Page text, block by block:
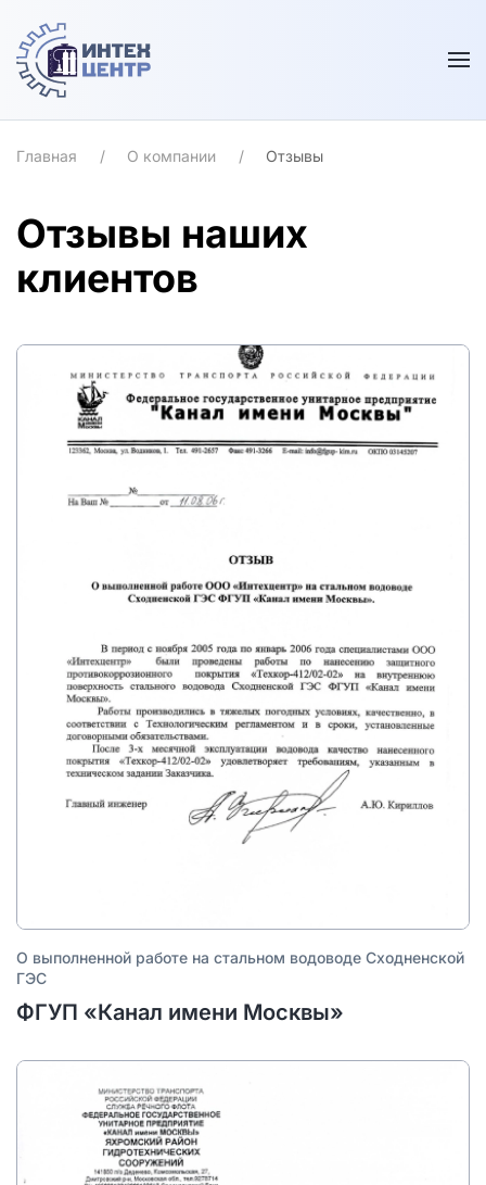
Skip to main content
Главная О компании Отзывы
Отзывы наших
клиентов
ФГУП «Канал имени Москвы»
О выполненной работе на стальном водоводе Сходненской
ГЭС